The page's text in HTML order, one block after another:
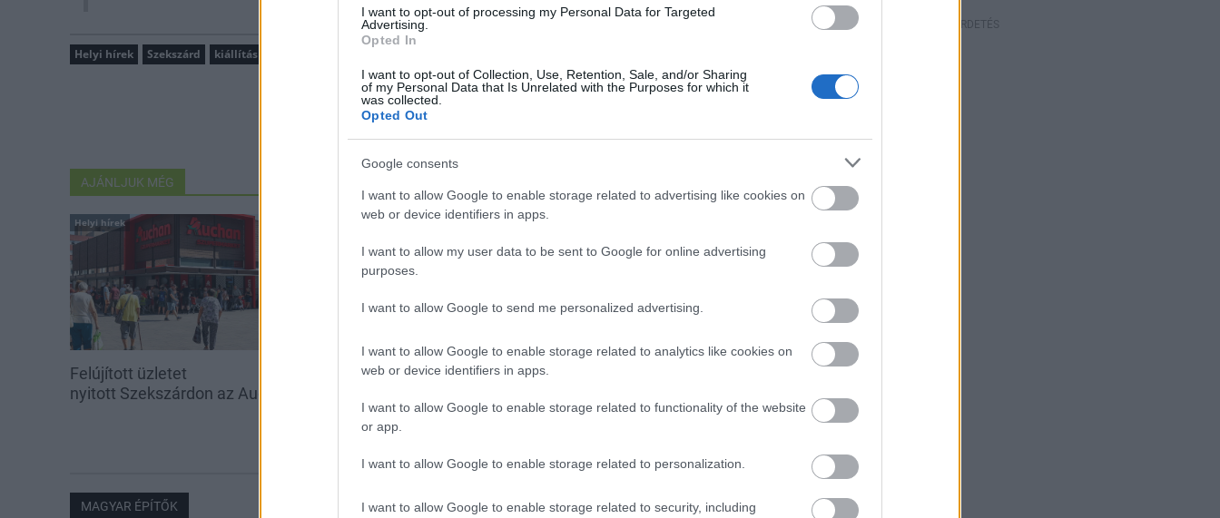
I want to opt-out of processing my Personal Data for Targeted
Advertising.
Opted In
I want to opt-out of Collection, Use, Retention, Sale, and/or Sharing
of my Personal Data that Is Unrelated with the Purposes for which it
was collected.
Opted Out
Google consents
I want to allow Google to enable storage related to advertising like cookies on
web or device identifiers in apps.
I want to allow my user data to be sent to Google for online advertising
purposes.
I want to allow Google to send me personalized advertising.
I want to allow Google to enable storage related to analytics like cookies on
web or device identifiers in apps.
I want to allow Google to enable storage related to functionality of the website
or app.
I want to allow Google to enable storage related to personalization.
I want to allow Google to enable storage related to security, including
Helyi hírek Szekszárd kiállítás
AJÁNLJUK MÉG
Helyi hírek
Felújított üzletet
nyitott Szekszárdon az Auchan
Amire többmillióan vártunk:
csökken a riasztás
Helyi hírek
A hőségben is védik a
MAGYAR ÉPÍTŐK
HIRDETÉS